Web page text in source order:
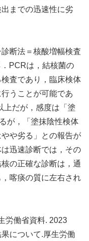
までの迅速性に劣
断法＝核酸増幅検査
PCRは，結核菌の
査であり，臨床検体
うことが可能であ
上だが，感度は「塗
が，「塗抹陰性検体
や劣る」との報告が
迅速診断では，その
の正確な診断は，通
喀痰の質に左右され
労働省資料. 2023
について.厚生労働